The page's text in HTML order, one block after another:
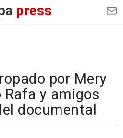
press
por Mery
y amigos
documental